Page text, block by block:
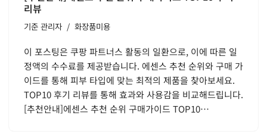
리뷰
기준 관리자 화장품미용
이 포스팅은 쿠팡 파트너스 활동의 일환으로, 이에 따른 일
정액의 수수료를 제공받습니다. 에센스 추천 순위와 구매 가
이드를 통해 피부 타입에 맞는 최적의 제품을 찾아보세요.
TOP10 후기 리뷰를 통해 효과와 사용감을 비교해드립니다.
[추천안내]에센스 추천 순위 구매가이드 TOP10…